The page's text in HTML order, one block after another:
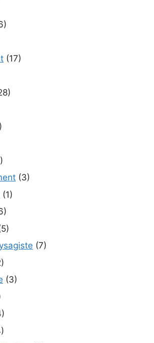
(17)
(3)
(1)
(7)
(3)